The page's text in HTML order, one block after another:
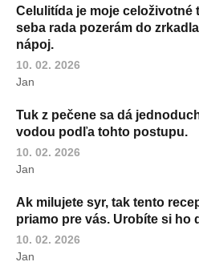
Celulitída je moje celoživotné
seba rada pozerám do
nápoj.
10. 02. 2026
Jan
Tuk z pečene sa dá
vodou podľa tohto postupu.
10. 02. 2026
Jan
Ak milujete syr, tak tento
priamo pre vás. Urobíte si ho
10. 02. 2026
Jan